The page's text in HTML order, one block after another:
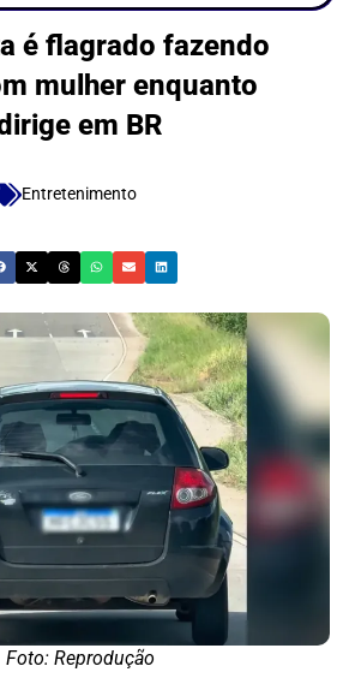
é flagrado fazendo
mulher enquanto
em BR
Entretenimento
Foto: Reprodução